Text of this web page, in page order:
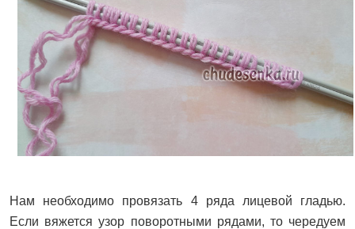
Нам необходимо провязать 4 ряда лицевой гладью.
Если вяжется узор поворотными рядами, то чередуем